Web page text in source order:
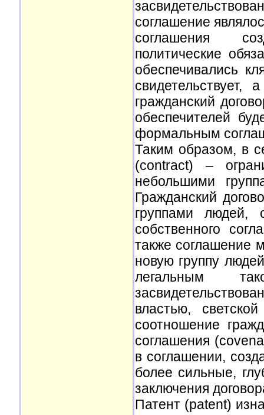
соглашение
соглашения
политические
обеспечивались
гражданский
обеспечителей
формальным
Таким образом, в
(contract) –
небольшими
Гражданский
группами людей,
собственного
также соглашение
новую группу
легальным
властью,
соотношение
соглашения
в соглашении,
более сильные,
заключения
Патент (patent)